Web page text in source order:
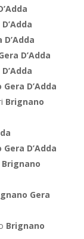
D’Adda
D’Adda
Brignano
D’Adda
Brignano
Gera
Brignano